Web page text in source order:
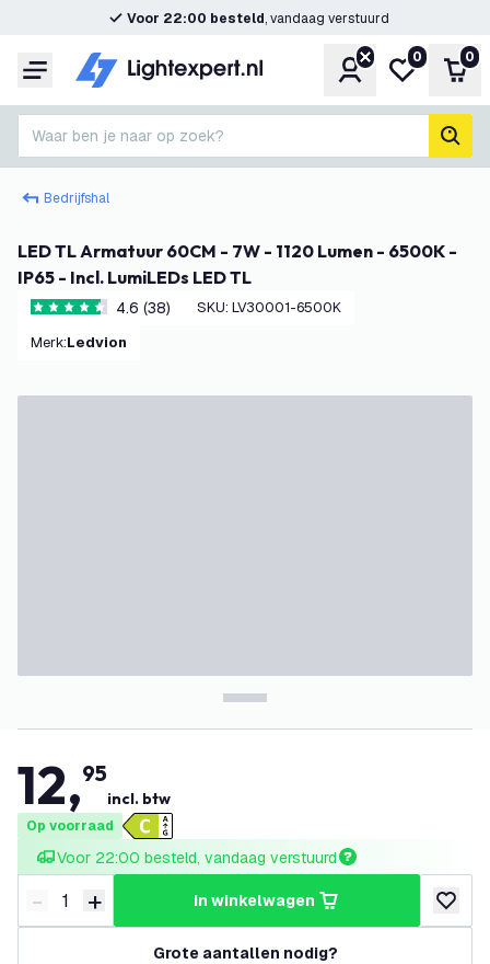
Voor 22:00 besteld, vandaag verstuurd
Menu Account
Mijn
0 0
Waar ben je naar op zoek?
Bedrijfshal
LED TL Armatuur 60CM - 7W - 1120 Lumen - 6500K -
IP65 - Incl. LumiLEDs LED TL
4.6 score sterren
4.6 (38) SKU: LV30001-6500K
Merk: Ledvion
12,95
incl. btw
Op voorraad
Voor 22:00 besteld, vandaag verstuurd
Verminder hoeveelheid
- Verhoog hoeveelheid
+ in winkelwagen
Grote aantallen nodig?